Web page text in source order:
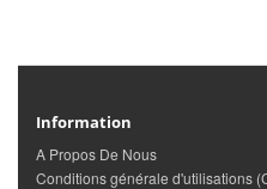
Information
A Propos De Nous
Conditions générale d'utilisations